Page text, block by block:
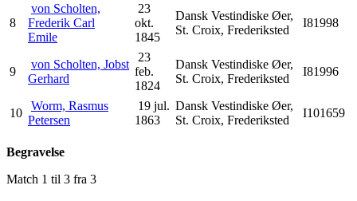
8
von Scholten,
Frederik Carl
Emile
23
okt.
1845
Dansk Vestindiske Øer,
St. Croix, Frederiksted
I81998
9
von Scholten, Jobst
Gerhard
23
feb.
1824
Dansk Vestindiske Øer,
St. Croix, Frederiksted
I81996
10
Worm, Rasmus
Petersen
19 jul.
1863
Dansk Vestindiske Øer,
St. Croix, Frederiksted
I101659
Begravelse
Match 1 til 3 fra 3